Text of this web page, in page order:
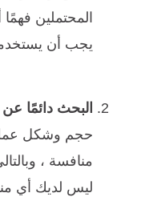
المحتملين
يجب أن
البحث دائمًا
حجم وشكل
منافسة ،
ليس لديك أي